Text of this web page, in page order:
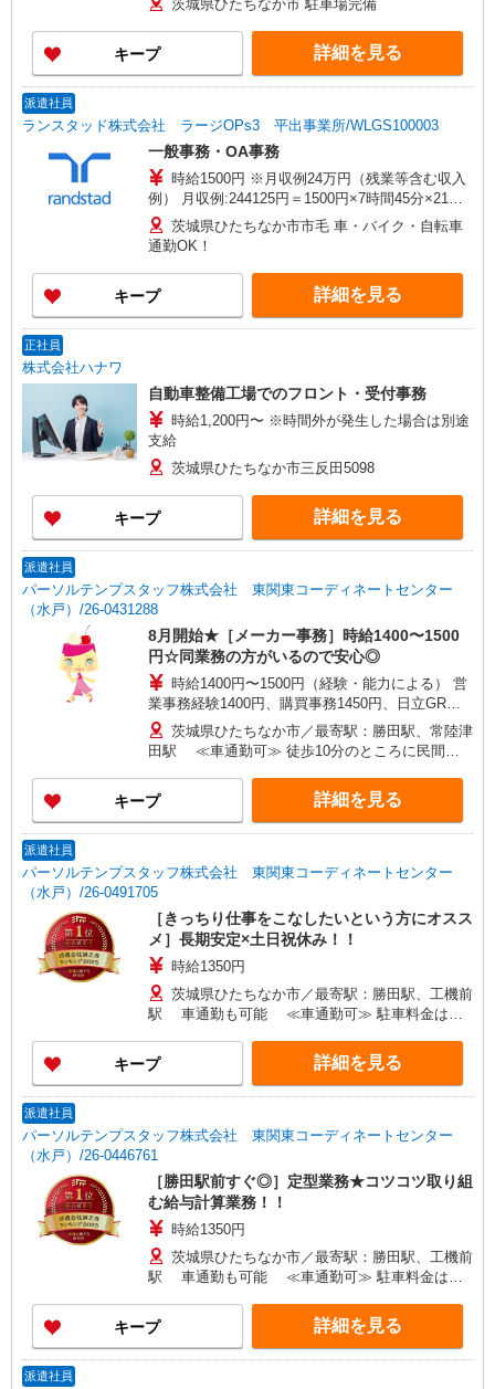
実費支給／当社規定あり。
茨城県ひたちなか市 駐車場完備
キープ 詳細を見る
派遣社員
ランスタッド株式会社 ラージOPs3 平出事業所/WLGS100003
一般事務・OA事務
時給1500円 ※月収例24万円（残業等含む収入
例） 月収例:244125円＝1500円×7時間45分×21日
勤務の場合 ※交通費実費支給／当社規定あり。ご
自宅から勤務地までの交通費支給
茨城県ひたちなか市市毛 車・バイク・自転車
通勤OK！
キープ 詳細を見る
正社員
株式会社ハナワ
自動車整備工場でのフロント・受付事務
時給1,200円〜 ※時間外が発生した場合は別途
支給
茨城県ひたちなか市三反田5098
キープ 詳細を見る
派遣社員
パーソルテンプスタッフ株式会社 東関東コーディネートセンター
（水戸）/26-0431288
8月開始★［メーカー事務］時給1400〜1500
円☆同業務の方がいるので安心◎
時給1400円〜1500円（経験・能力による） 営
業事務経験1400円、購買事務1450円、日立GR購
買経験1500円
茨城県ひたちなか市／最寄駅：勝田駅、常陸津
田駅 ≪車通勤可≫ 徒歩10分のところに民間駐
キープ 詳細を見る
派遣社員
パーソルテンプスタッフ株式会社 東関東コーディネートセンター
（水戸）/26-0491705
［きっちり仕事をこなしたいという方にオスス
メ］長期安定×土日祝休み！！
時給1350円
茨城県ひたちなか市／最寄駅：勝田駅、工機前
駅 車通勤も可能 ≪車通勤可≫ 駐車料金は自
キープ 詳細を見る
派遣社員
パーソルテンプスタッフ株式会社 東関東コーディネートセンター
（水戸）/26-0446761
［勝田駅前すぐ◎］定型業務★コツコツ取り組
む給与計算業務！！
時給1350円
茨城県ひたちなか市／最寄駅：勝田駅、工機前
駅 車通勤も可能 ≪車通勤可≫ 駐車料金は自
キープ 詳細を見る
派遣社員